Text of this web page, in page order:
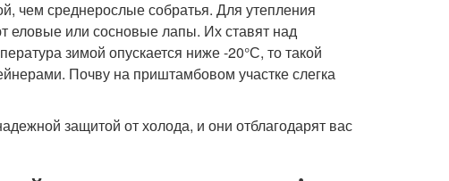
чем среднерослые собратья. Для утепления
еловые или сосновые лапы. Их ставят над
зимой опускается ниже -20°С, то такой
Почву на приштамбовом участке слегка
защитой от холода, и они отблагодарят вас